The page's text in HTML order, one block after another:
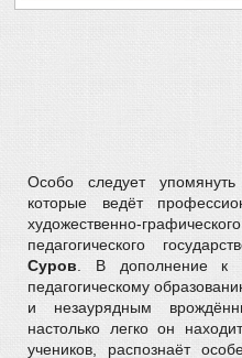
Особо следует
которые ведёт
художественно-
педагогического
Суров . В дополнение к
педагогическому
и незаурядным
настолько легко он
учеников, распознаёт